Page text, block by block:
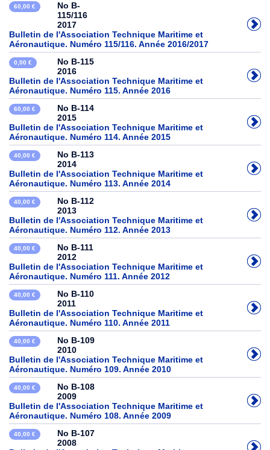
60,00 €
No B-
115/116
2017
Bulletin de l'Association Technique Maritime et
Aéronautique. Numéro 115/116. Année 2016/2017
0,00 €
No B-115
2016
Bulletin de l'Association Technique Maritime et
Aéronautique. Numéro 115. Année 2016
60,00 €
No B-114
2015
Bulletin de l'Association Technique Maritime et
Aéronautique. Numéro 114. Année 2015
40,00 €
No B-113
2014
Bulletin de l'Association Technique Maritime et
Aéronautique. Numéro 113. Année 2014
40,00 €
No B-112
2013
Bulletin de l'Association Technique Maritime et
Aéronautique. Numéro 112. Année 2013
40,00 €
No B-111
2012
Bulletin de l'Association Technique Maritime et
Aéronautique. Numéro 111. Année 2012
40,00 €
No B-110
2011
Bulletin de l'Association Technique Maritime et
Aéronautique. Numéro 110. Année 2011
40,00 €
No B-109
2010
Bulletin de l'Association Technique Maritime et
Aéronautique. Numéro 109. Année 2010
40,00 €
No B-108
2009
Bulletin de l'Association Technique Maritime et
Aéronautique. Numéro 108. Année 2009
40,00 €
No B-107
2008